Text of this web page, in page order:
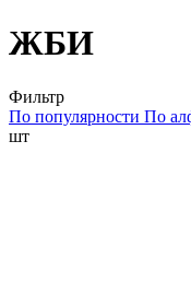
ЖБИ
Фильтр
По популярности По
шт